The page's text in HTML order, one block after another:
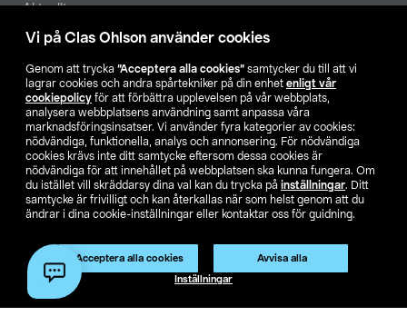
Vi på Clas Ohlson använder cookies
Genom att trycka ”Acceptera alla cookies” samtycker du till att vi
lagrar cookies och andra spårtekniker på din enhet enligt vår
cookiepolicy för att förbättra upplevelsen på vår webbplats,
analysera webbplatsens användning samt anpassa våra
marknadsföringsinsatser. Vi använder fyra kategorier av cookies:
nödvändiga, funktionella, analys och annonsering. För nödvändiga
cookies krävs inte ditt samtycke eftersom dessa cookies är
nödvändiga för att innehållet på webbplatsen ska kunna fungera. Om
du istället vill skräddarsy dina val kan du trycka på inställningar. Ditt
samtycke är frivilligt och kan återkallas när som helst genom att du
ändrar i dina cookie-inställningar eller kontaktar oss för guidning.
Acceptera alla cookies Avvisa alla
Inställningar
Aktuellt
Hitta butik
SE NO FI
Köpvillkor Privacy statement Klubbvillkor
För företag
Ändra till priser exklusive moms